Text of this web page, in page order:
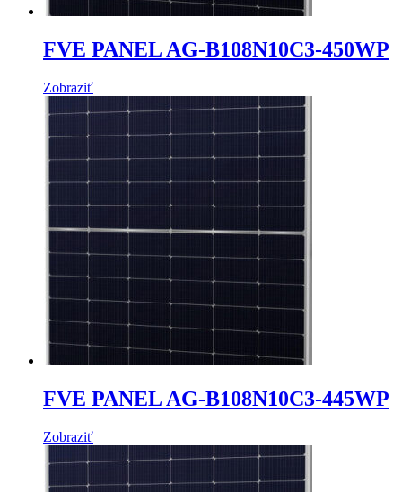
FVE PANEL AG-B108N10C3-450WP
Zobraziť
FVE PANEL AG-B108N10C3-445WP
Zobraziť